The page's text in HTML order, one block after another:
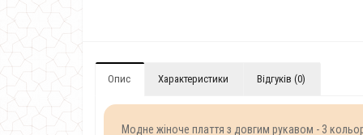
Опис Характеристики Відгуків (0)
Модне жіноче плаття з довгим рукавом - 3